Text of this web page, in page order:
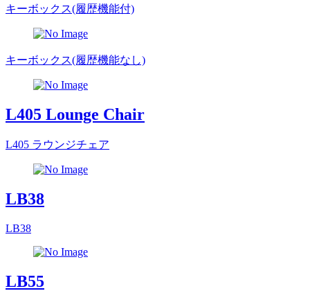
キーボックス(履歴機能付)
キーボックス(履歴機能なし)
L405 Lounge Chair
L405 ラウンジチェア
LB38
LB38
LB55